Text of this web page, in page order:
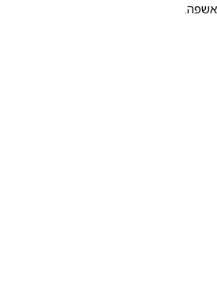
אשפה.